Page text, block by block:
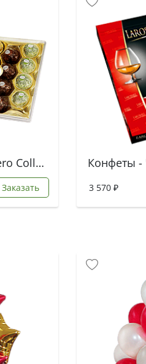
Конфеты - ''Ferrero Collection''
Заказать 3 570 ₽